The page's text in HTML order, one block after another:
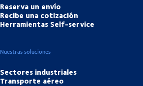
Reserva un envío
Recibe una cotización
Herramientas Self-service
Nuestras soluciones
Sectores industriales
Transporte aéreo